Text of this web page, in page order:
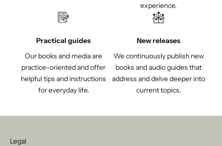
experience.
Practical guides
Our books and media are
practice-oriented and offer
helpful tips and instructions
for everyday life.
New releases
We continuously publish new
books and audio guides that
address and delve deeper into
current topics.
Legal